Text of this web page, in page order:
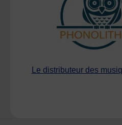
Le distributeur des